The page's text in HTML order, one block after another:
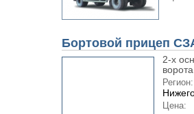
Бортовой прицеп
2-х
Регион:
Цена: